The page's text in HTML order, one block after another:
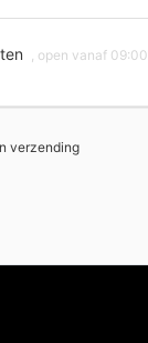
, open vanaf 09:00
verzending